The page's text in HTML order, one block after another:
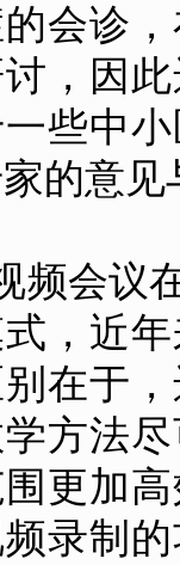
会诊
，因
些中
的意见
频会议
，近
在于
方法
更加
录制